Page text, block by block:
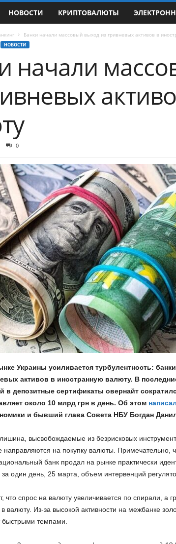
-
o
m
m
r
c
e
.
c
o
m
.
u
НОВОСТИ КРИПТОВАЛЮТЫ
Банки начали массовый выход из гривневых активов в
НОВОСТИ
начали
0
Украины усиливается турбулентность:
активов в иностранную валюту. В
в депозитные сертификаты овернайт
около 10 млрд грн в день. Об этом написал
и бывший глава Совета НБУ Богдан
высвобождаемые из безрисковых
на покупку валюты. Примечательно,
банк продал на рынке практически
один день, 25 марта, объем интервенций
что спрос на валюту увеличивается по спирали, а
валюту. Из-за высокой активности на межбанке
быстрыми темпами.